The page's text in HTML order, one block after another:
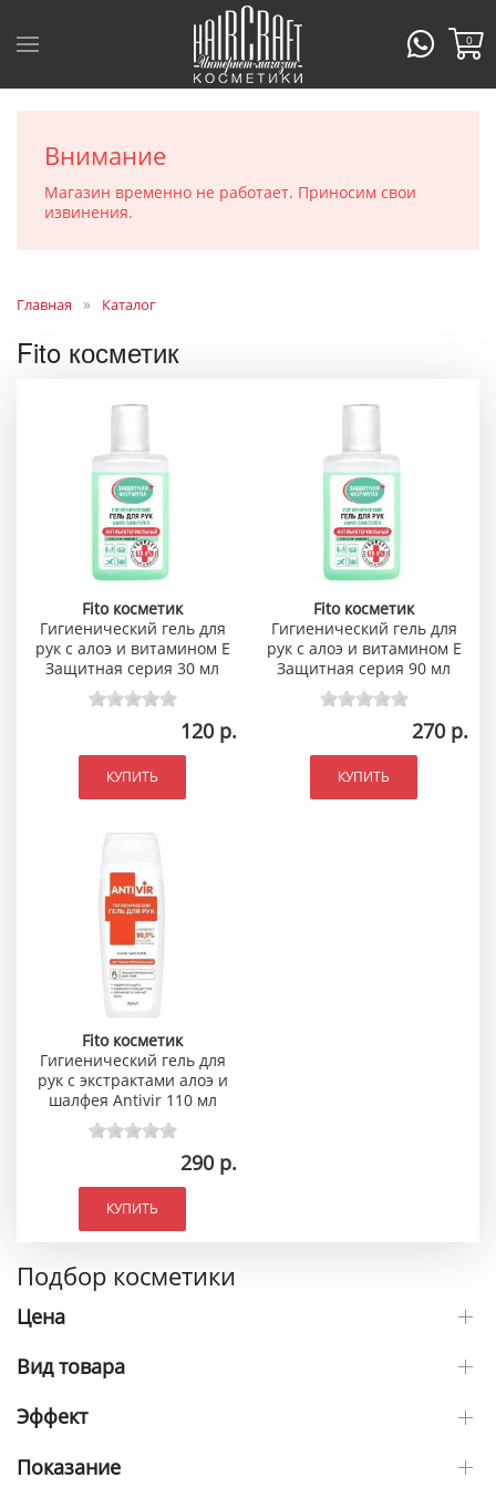
0
Внимание
Магазин временно не работает. Приносим свои
извинения.
Главная Каталог
Fito косметик
Fito косметик
Гигиенический гель для
рук с алоэ и витамином Е
Защитная серия 30 мл
120 р.
КУПИТЬ
Fito косметик
Гигиенический гель для
рук с алоэ и витамином Е
Защитная серия 90 мл
270 р.
КУПИТЬ
Fito косметик
Гигиенический гель для
рук с экстрактами алоэ и
шалфея Antivir 110 мл
290 р.
КУПИТЬ
Подбор косметики
Цена
Вид товара
Эффект
Показание